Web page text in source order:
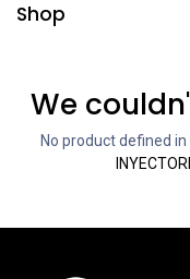
Shop
We
No product defined